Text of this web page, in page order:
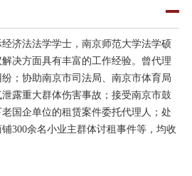
济法法学学士，南京师范大学法学硕
决方面具有丰富的工作经验。曾代理
；协助南京市司法局、南京市体育局
露重大群体伤害事故；接受南京市鼓
国企单位的租赁案件委托代理人；处
300余名小业主群体讨租事件等，均收